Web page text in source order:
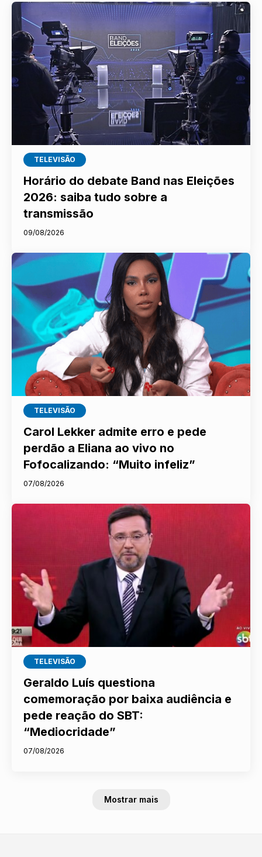
TELEVISÃO
Horário do debate Band nas Eleições
2026: saiba tudo sobre a
transmissão
09/08/2026
TELEVISÃO
Carol Lekker admite erro e pede
perdão a Eliana ao vivo no
Fofocalizando: “Muito infeliz”
07/08/2026
TELEVISÃO
Geraldo Luís questiona
comemoração por baixa audiência e
pede reação do SBT:
“Mediocridade”
07/08/2026
Mostrar mais